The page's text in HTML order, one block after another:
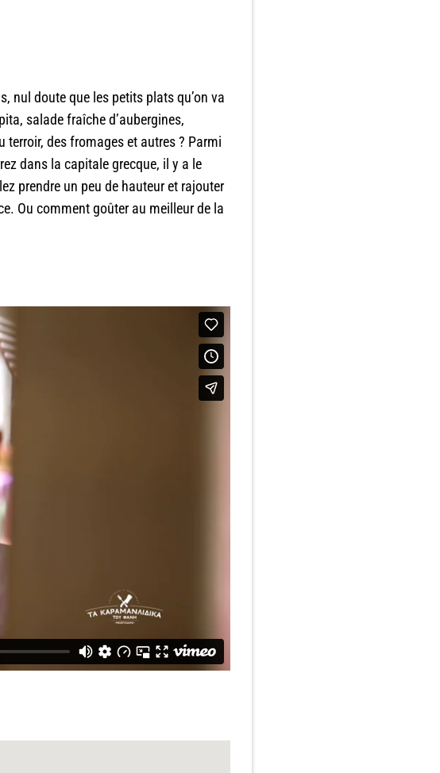
nul doute que les petits plats qu’on va
salade fraîche d’aubergines,
des fromages et autres ? Parmi
dans la capitale grecque, il y a le
prendre un peu de hauteur et rajouter
Ou comment goûter au meilleur de la